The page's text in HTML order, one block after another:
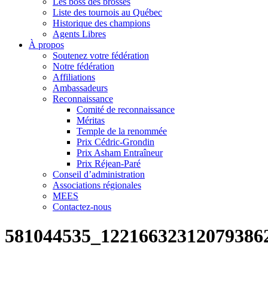
Liste des tournois au Québec
Historique des champions
Agents Libres
À propos
Soutenez votre fédération
Notre fédération
Affiliations
Ambassadeurs
Reconnaissance
Comité de reconnaissance
Méritas
Temple de la renommée
Prix Cédric-Grondin
Prix Asham Entraîneur
Prix Réjean-Paré
Conseil d’administration
Associations régionales
MEES
Contactez-nous